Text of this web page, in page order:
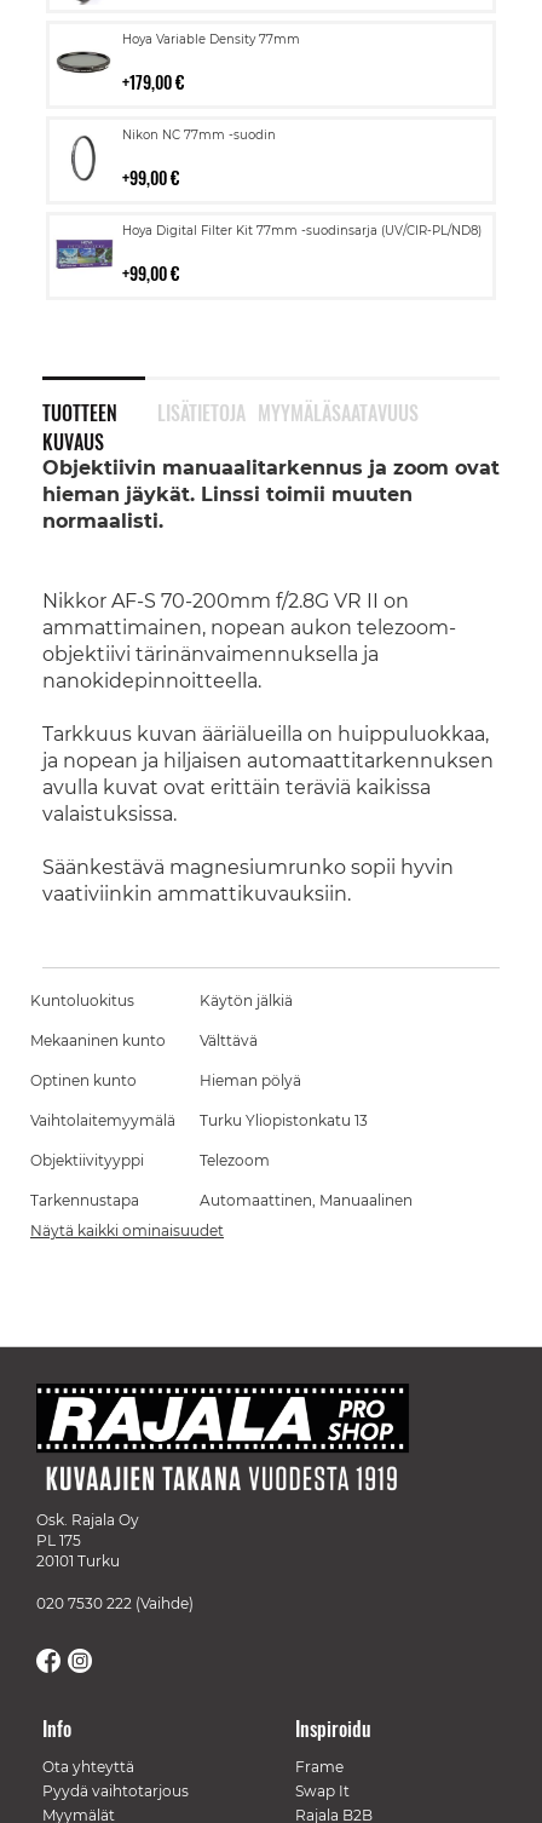
Hoya Variable Density 77mm
179,00 €
Lisää
Nikon NC 77mm -suodin
99,00 €
Lisää
Hoya Digital Filter Kit 77mm -suodinsarja (UV/CIR-PL/ND8)
99,00 €
Lisää
TUOTTEEN
KUVAUS
Objektiivin manuaalitarkennus ja zoom ovat
hieman jäykät. Linssi toimii muuten
normaalisti.
Nikkor AF-S 70-200mm f/2.8G VR II on
ammattimainen, nopean aukon telezoom-
objektiivi tärinänvaimennuksella ja
nanokidepinnoitteella.
Tarkkuus kuvan ääriälueilla on huippuluokkaa,
ja nopean ja hiljaisen automaattitarkennuksen
avulla kuvat ovat erittäin teräviä kaikissa
valaistuksissa.
Säänkestävä magnesiumrunko sopii hyvin
vaativiinkin ammattikuvauksiin.
LISÄTIETOJA MYYMÄLÄSAATAVUUS
Kuntoluokitus Käytön jälkiä
Mekaaninen kunto Välttävä
Optinen kunto Hieman pölyä
Vaihtolaitemyymälä Turku Yliopistonkatu 13
Objektiivityyppi Telezoom
Tarkennustapa
Automaattinen, Manuaalinen
Näytä kaikki ominaisuudet
Osk. Rajala Oy
PL 175
20101 Turku
020 7530 222 (Vaihde)
Info
Ota yhteyttä
Pyydä vaihtotarjous
Myymälät
Inspiroidu
Frame
Swap It
Rajala B2B